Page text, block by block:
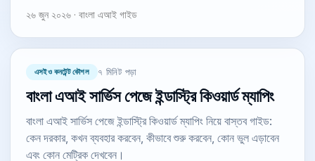
২৬ জুন ২০২৬ · বাংলা এআই গাইড
এসইও কনটেন্ট কৌশল ৭ মিনিট পড়া
বাংলা এআই সার্ভিস পেজে ইন্ডাস্ট্রি কিওয়ার্ড ম্যাপিং
বাংলা এআই সার্ভিস পেজে ইন্ডাস্ট্রি কিওয়ার্ড ম্যাপিং নিয়ে বাস্তব গাইড:
কেন দরকার, কখন ব্যবহার করবেন, কীভাবে শুরু করবেন, কোন ভুল এড়াবেন
এবং কোন মেট্রিক দেখবেন।